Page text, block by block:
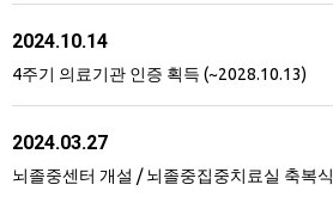
2024.10.14
4주기 의료기관 인증 획득 (~2028.10.13)
2024.03.27
뇌졸중센터 개설 / 뇌졸중집중치료실 축복식